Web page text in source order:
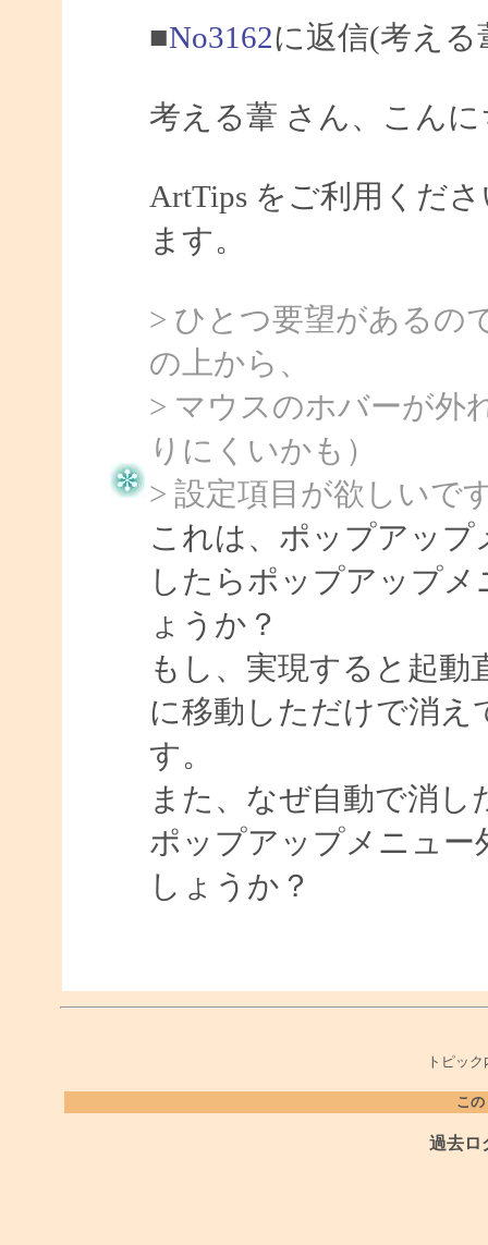
■No3162に返信(考え
考える葦 さん、こんに
ArtTips をご利用くだ
ます。
> ひとつ要望があるの
の上から、
> マウスのホバーが外
りにくいかも）
> 設定項目が欲しいで
これは、ポップアッ
したらポップアップ
ょうか？
もし、実現すると起
に移動しただけで消
す。
また、なぜ自動で消
ポップアップメニュ
しょうか？
トピッ
こ
過去ロ